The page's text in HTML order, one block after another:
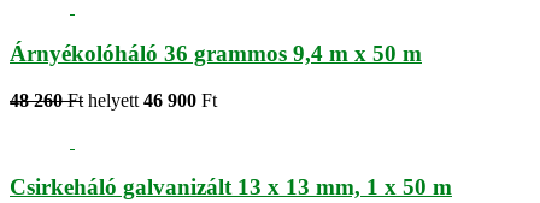
Árnyékolóháló 36 grammos 9,4 m x 50 m
48 260 Ft helyett 46 900 Ft
Csirkeháló galvanizált 13 x 13 mm, 1 x 50 m